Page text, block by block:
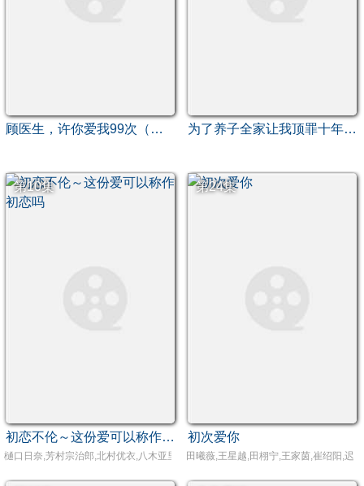
顾医生，许你爱我99次（顾医生许你爱我99次） 为了养子全家让我顶罪十年（全家为了养子让我顶罪后）
第10集
初恋不伦～这份爱可以称作初恋吗
樋口日奈,芳村宗治郎,北村优衣,八木亚里纱,佐伯大地,平井亚门,永尾玛利亚,小岛梨
第24集
初次爱你
田曦薇,王星越,田栩宁,王家茵,崔绍阳,迟